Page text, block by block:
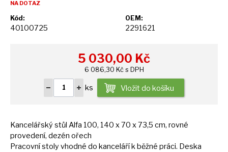
NA DOTAZ
Kód:
40100725
OEM:
2291621
5 030,00 Kč
6 086,30 Kč s DPH
ks Vložit do košíku
Kancelářský stůl Alfa 100, 140 x70 x73,5 cm, rovné
provedení, dezén ořech
Pracovní stoly vhodné do kanceláříkběžné práci. Deska